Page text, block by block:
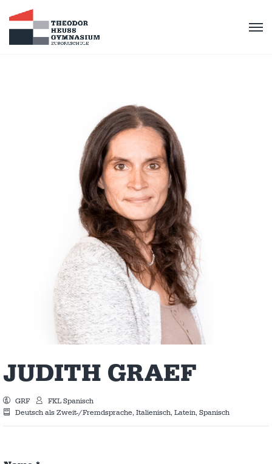
JUDITH GRAEF
GRF
FKL Spanisch
Deutsch als Zweit-/Fremdsprache, Italienisch, Latein, Spanisch